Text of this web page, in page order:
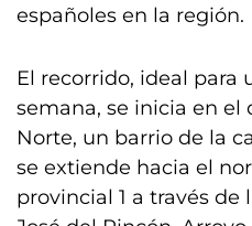
españoles en la región.
El recorrido, ideal para
semana, se inicia en el
Norte, un barrio de la
se extiende hacia el
provincial 1 a través de